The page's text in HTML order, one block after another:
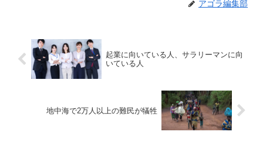
アゴラ編集部
起業に向いている人、サラリーマンに向
いている人
地中海で2万人以上の難民が犠牲